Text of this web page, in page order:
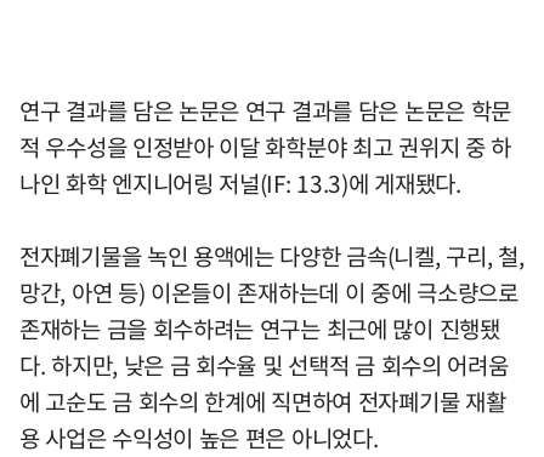
연구 결과를 담은 논문은 연구 결과를 담은 논문은 학문
적 우수성을 인정받아 이달 화학분야 최고 권위지 중 하
나인 화학 엔지니어링 저널(IF: 13.3)에 게재됐다.
전자폐기물을 녹인 용액에는 다양한 금속(니켈, 구리, 철,
망간, 아연 등) 이온들이 존재하는데 이 중에 극소량으로
존재하는 금을 회수하려는 연구는 최근에 많이 진행됐
다. 하지만, 낮은 금 회수율 및 선택적 금 회수의 어려움
에 고순도 금 회수의 한계에 직면하여 전자폐기물 재활
용 사업은 수익성이 높은 편은 아니었다.